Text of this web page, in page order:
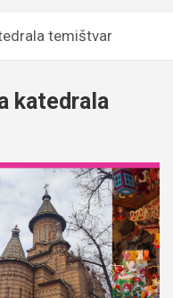
temištvar
katedrala